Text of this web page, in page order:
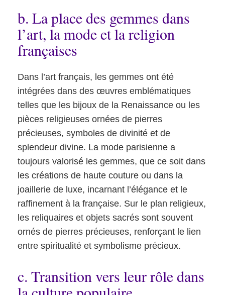
b. La place des gemmes dans
l’art, la mode et la religion
françaises
Dans l’art français, les gemmes ont été
intégrées dans des œuvres emblématiques
telles que les bijoux de la Renaissance ou les
pièces religieuses ornées de pierres
précieuses, symboles de divinité et de
splendeur divine. La mode parisienne a
toujours valorisé les gemmes, que ce soit dans
les créations de haute couture ou dans la
joaillerie de luxe, incarnant l’élégance et le
raffinement à la française. Sur le plan religieux,
les reliquaires et objets sacrés sont souvent
ornés de pierres précieuses, renforçant le lien
entre spiritualité et symbolisme précieux.
c. Transition vers leur rôle dans